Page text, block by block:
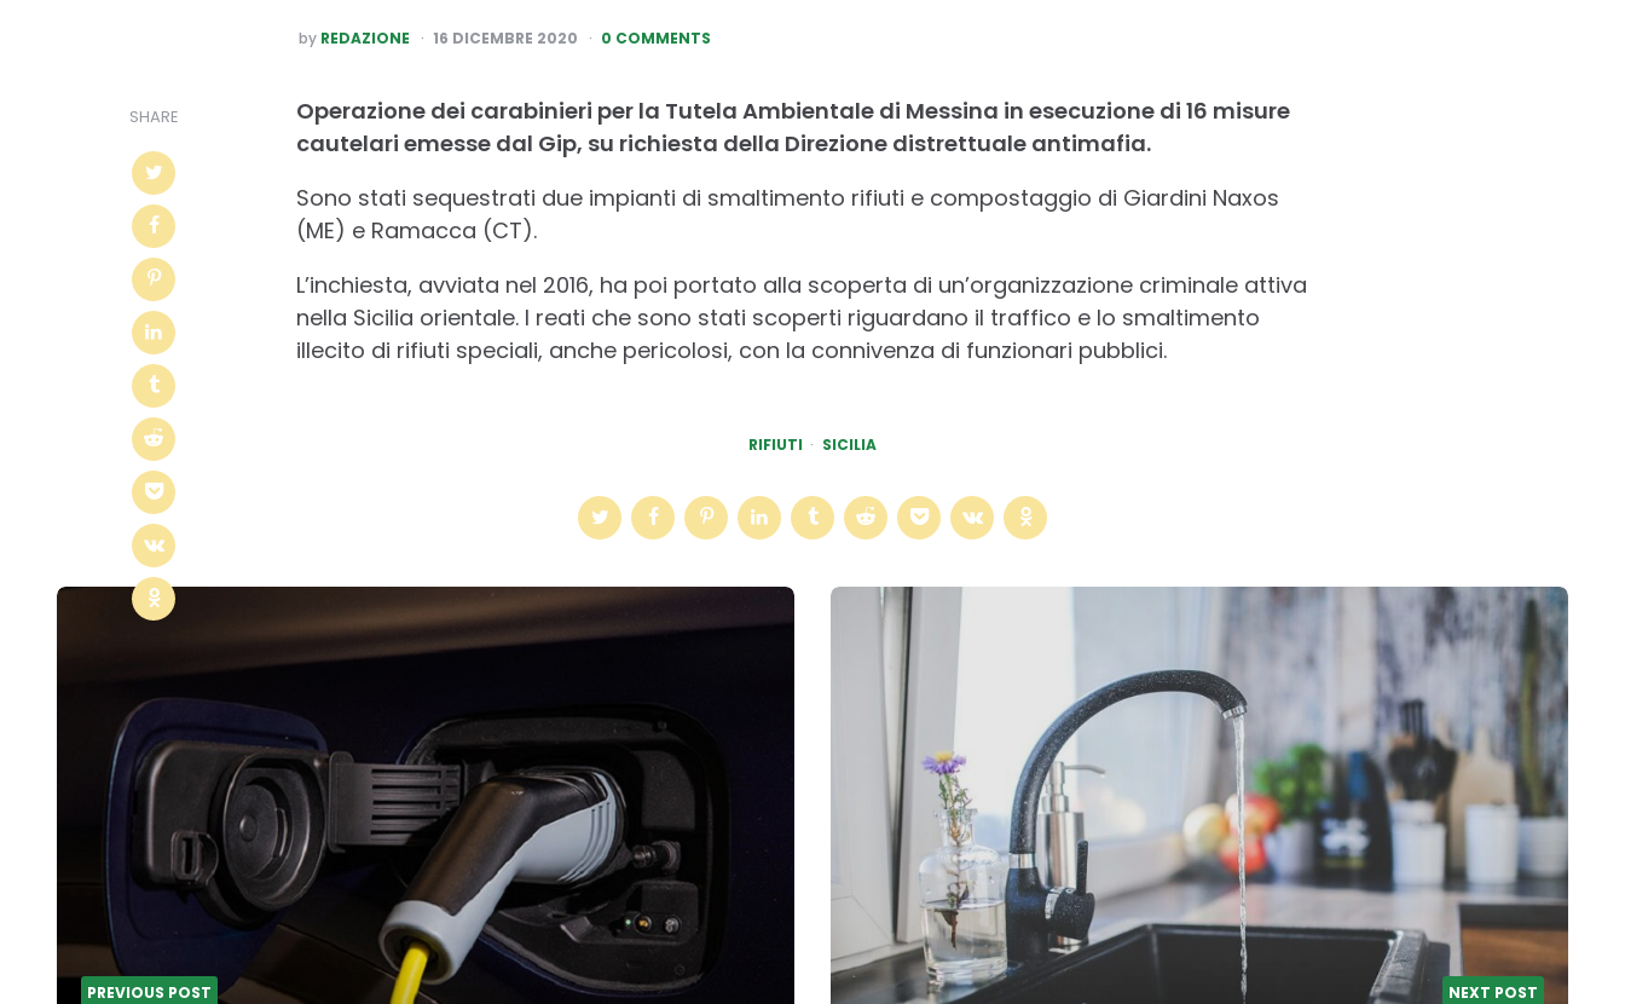
POSTED
BY
by REDAZIONE 16 DICEMBRE 2020 0 COMMENTS
SHARE
Operazione dei carabinieri per la Tutela Ambientale di Messina in esecuzione di 16 misure
cautelari emesse dal Gip, su richiesta della Direzione distrettuale antimafia.
Sono stati sequestrati due impianti di smaltimento rifiuti e compostaggio di Giardini Naxos
(ME) e Ramacca (CT).
L’inchiesta, avviata nel 2016, ha poi portato alla scoperta di un’organizzazione criminale attiva
nella Sicilia orientale. I reati che sono stati scoperti riguardano il traffico e lo smaltimento
illecito di rifiuti speciali, anche pericolosi, con la connivenza di funzionari pubblici.
RIFIUTI SICILIA
Post
navigation
PREVIOUS POST NEXT POST